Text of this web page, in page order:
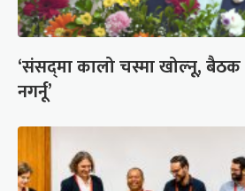
‘संसद्‍मा कालो चस्मा खोल्नू, बैठक
नगर्नू’